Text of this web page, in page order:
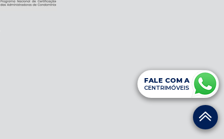
FALE COM A
CENTRIMÓVEIS